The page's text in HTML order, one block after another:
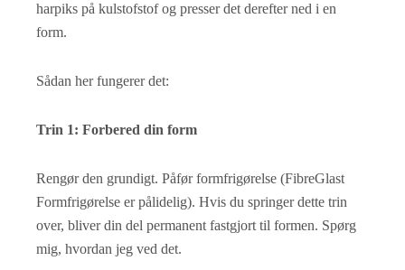
harpiks på kulstofstof og presser det derefter ned i en
form.
Sådan her fungerer det:
Trin 1: Forbered din form
Rengør den grundigt. Påfør formfrigørelse (FibreGlast
Formfrigørelse er pålidelig). Hvis du springer dette trin
over, bliver din del permanent fastgjort til formen. Spørg
mig, hvordan jeg ved det.